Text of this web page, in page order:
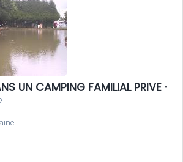
UN CAMPING FAMILIAL PRIVE -